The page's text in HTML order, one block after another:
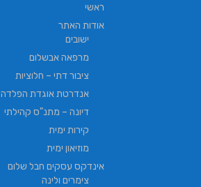
ראשי
אודות האתר
ישובים
מרפאה אבשלום
ציבור דתי – חלוציות
אנדרטת אוגדת הפלדה
דיונה – מתנ"ס קהילתי
קירות ימית
מוזיאון ימית
אינדקס עסקים חבל שלום
צימרים ולינה